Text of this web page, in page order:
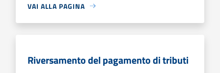
VAI ALLA PAGINA
Riversamento del pagamento di tributi